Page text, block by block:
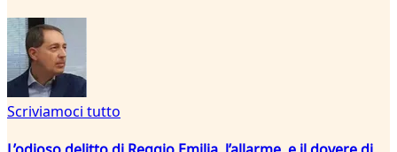
Scriviamoci tutto